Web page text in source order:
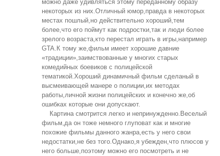
можно даже удивляться этому переданному образу
некоторых из них.Отличный юмор,правда в некоторых
местах пошлый,но действительно хороший,тем
более,что его поймут как подростки,так и люди более
зрелого возраста,кто перестал играть в игры,например
GTA.К тому же,фильм имеет хорошие давние
«традиции»,заимствованные у многих старых
комедийных боевиков с полицейской
тематикой.Хороший динамичный фильм сделаный в
высмеивающей манере о полиции,их методах
работы,личной жизни полицейских и конечно же,об
ошибках которые они допускают.
Картина смотрится легко и непринужденно.Веселый
фильм,да он тоже немного глуповат как и многие
похожие фильмы данного жанра,есть у него свои
недостатки,не без того.Однако,я убежден,что плюсов у
него больше,поэтому можно его посмотреть и не